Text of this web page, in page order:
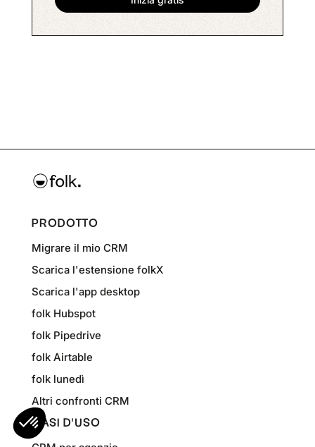
PRODOTTO
Migrare il mio CRM
Scarica l'estensione folkX
Scarica l'app desktop
folk Hubspot
folk Pipedrive
folk Airtable
folk lunedì
Altri confronti CRM
CASI D'USO